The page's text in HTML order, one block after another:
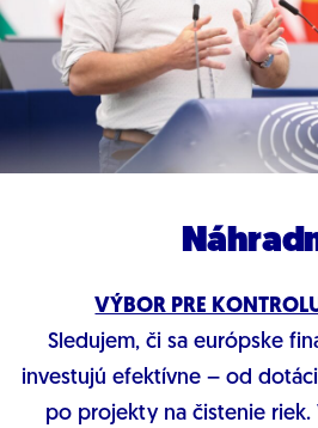
VÝBOR PRE
Sledujem, či sa európske
investujú efektívne – od
po projekty na čistenie riek.